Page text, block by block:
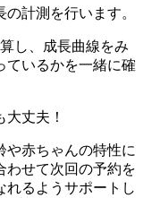
計測を行います。
し、成長曲線をみ
ているかを一緒に確
丈夫！
や赤ちゃんの特性に
わせて次回の予約を
れるようサポートし